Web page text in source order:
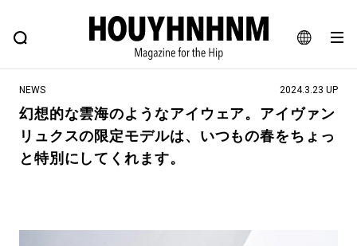
JA
EN
FEATURE BLOG SNAP
ヒップなファッション、カルチャー、ライフスタイルWEBマガジン
#注目のタグ
#NEW VINTAGE #マイナーグッド図鑑
NEWS 2024.3.23 UP
幻想的な雲海のようなアイウェア。アイヴァン
リュクスの限定モデルは、いつもの春をちょっ
と特別にしてくれます。